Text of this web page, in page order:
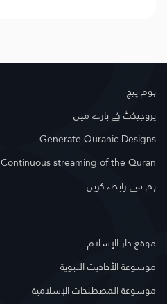
ہوم پیج
پروجیکٹ کے بارے میں
Generate Quranic Designs
Continuous streaming of the Quran
ہم سے رابطہ کریں
موقع دار الإسلام
موسوعة الأحاديث النبوية
موسوعة المصطلحات الإسلامية